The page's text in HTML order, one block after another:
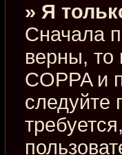
» Я
Сначала
верны, то
COPPA и
следуйте